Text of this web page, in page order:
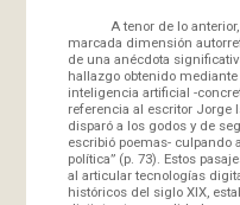
A tenor de lo anterior,
marcada dimensión
de una anécdota
hallazgo obtenido
inteligencia artificial -
referencia al escritor Jorge
disparó a los godos y de
escribió poemas- culpando
política” (p. 73). Estos
al articular tecnologías
históricos del siglo XIX,